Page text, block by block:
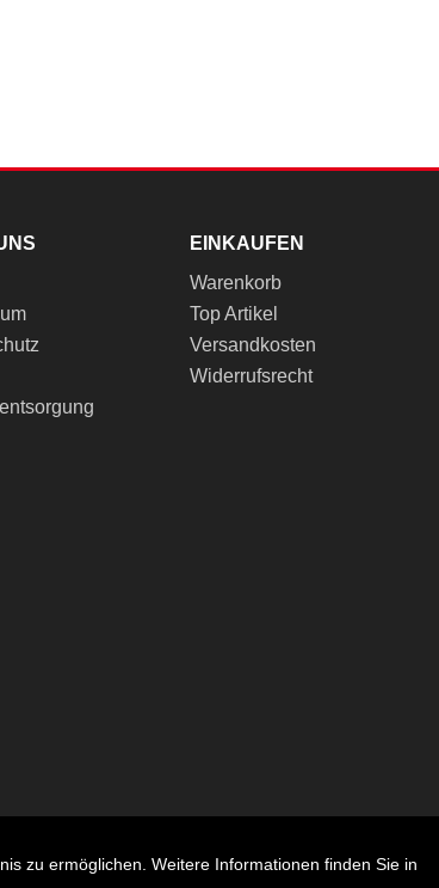
EINKAUFEN
Warenkorb
Top Artikel
Versandkosten
Widerrufsrecht
zu ermöglichen. Weitere Informationen finden Sie in